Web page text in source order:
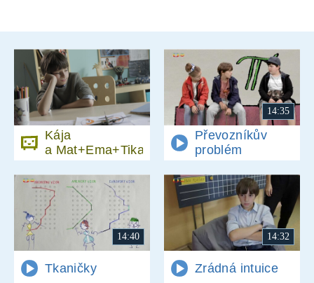
Kája
a Mat+Ema+Tika
14:35
Převozníkův
problém
14:40
Tkaničky
14:32
Zrádná intuice